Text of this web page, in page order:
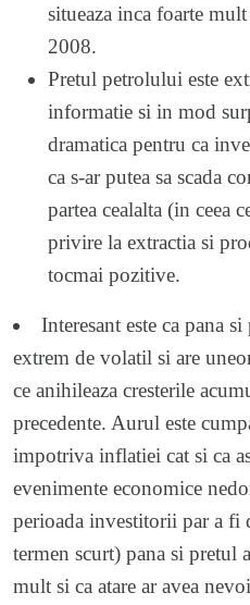
situeaza inca foarte
2008.
Pretul petrolului este
informatie si in mod
dramatica pentru ca
ca s-ar putea sa scada
partea cealalta (in ceea
privire la extractia si
tocmai pozitive.
Interesant este ca pana
extrem de volatil si are
ce anihileaza cresterile
precedente. Aurul este
impotriva inflatiei cat si ca
evenimente economice
perioada investitorii par a fi
termen scurt) pana si pretul
mult si ca atare ar avea